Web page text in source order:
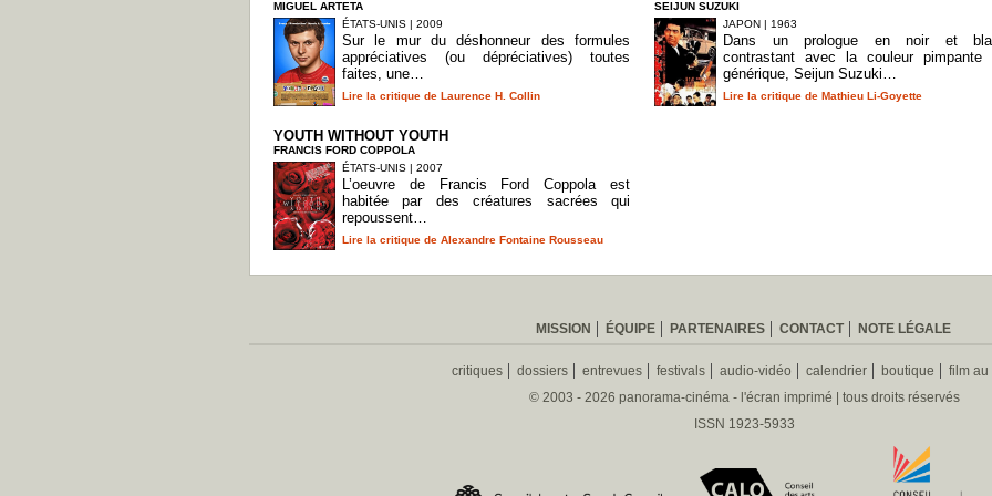
MIGUEL ARTETA
ÉTATS-UNIS | 2009
Sur le mur du déshonneur des formules
appréciatives (ou dépréciatives) toutes
faites, une…
Lire la critique de Laurence H. Collin
SEIJUN SUZUKI
JAPON | 1963
Dans un prologue en noir et
contrastant avec la couleur pimpante
générique, Seijun Suzuki…
Lire la critique de Mathieu Li-Goyette
YOUTH WITHOUT YOUTH
FRANCIS FORD COPPOLA
ÉTATS-UNIS | 2007
L’oeuvre de Francis Ford Coppola est
habitée par des créatures sacrées qui
repoussent…
Lire la critique de Alexandre Fontaine Rousseau
MISSION ÉQUIPE PARTENAIRES CONTACT NOTE LÉGALE
critiques dossiers entrevues festivals audio-vidéo calendrier boutique
film au
© 2003 - 2026 panorama-cinéma - l'écran imprimé | tous droits réservés
ISSN 1923-5933